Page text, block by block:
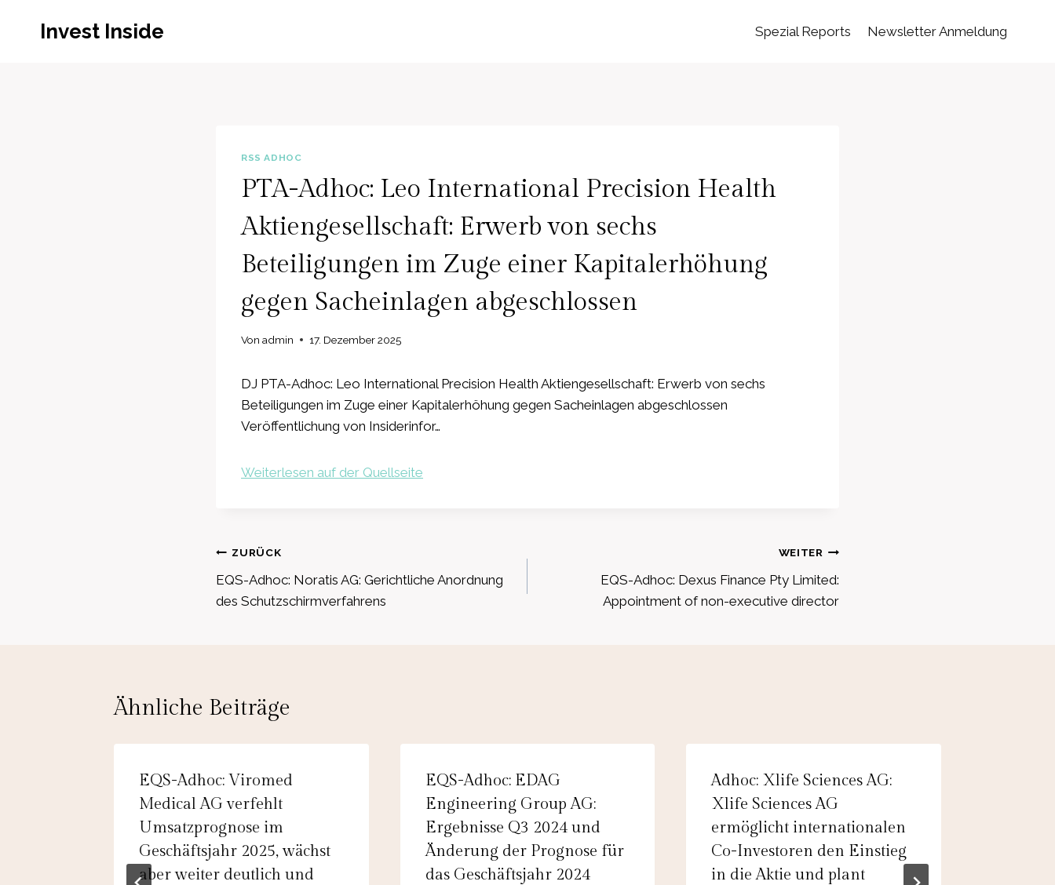
Invest Inside Spezial Reports Newsletter Anmeldung
RSS ADHOC
PTA-Adhoc: Leo International Precision Health
Aktiengesellschaft: Erwerb von sechs
Beteiligungen im Zuge einer Kapitalerhöhung
gegen Sacheinlagen abgeschlossen
Von admin 17. Dezember 2025
DJ PTA-Adhoc: Leo International Precision Health Aktiengesellschaft: Erwerb von sechs
Beteiligungen im Zuge einer Kapitalerhöhung gegen Sacheinlagen abgeschlossen
Veröffentlichung von Insiderinfor…
Weiterlesen auf der Quellseite
Beitragsnavigation
ZURÜCK
EQS-Adhoc: Noratis AG: Gerichtliche Anordnung
des Schutzschirmverfahrens
WEITER
EQS-Adhoc: Dexus Finance Pty Limited:
Appointment of non-executive director
Ähnliche Beiträge
EQS-Adhoc: Viromed
Medical AG verfehlt
Umsatzprognose im
Geschäftsjahr 2025, wächst
aber weiter deutlich und
EQS-Adhoc: EDAG
Engineering Group AG:
Ergebnisse Q3 2024 und
Änderung der Prognose für
das Geschäftsjahr 2024
Adhoc: Xlife Sciences AG:
Xlife Sciences AG
ermöglicht internationalen
Co-Investoren den Einstieg
in die Aktie und plant